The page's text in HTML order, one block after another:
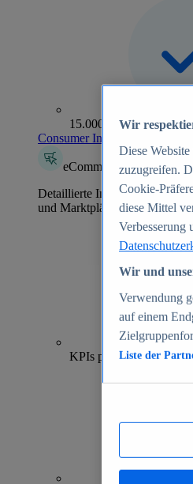
15.000+ Marken
Consumer Insights entdecken
eCommerce Insights
Detaillierte Informationen zu
und Marktplätzen
KPIs pro Shop
Wir
Diese Website
zuzugreifen.
Cookie-
diese Mittel
Verbesserung
Wir und
Verwendung
auf einem
Liste der